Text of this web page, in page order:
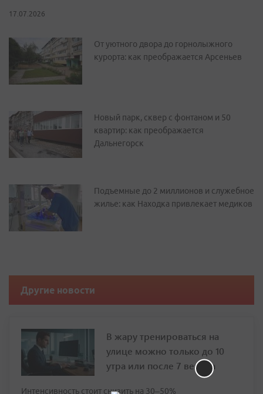
17.07.2026
От уютного двора до горнолыжного
курорта: как преображается Арсеньев
Новый парк, сквер с фонтаном и 50
квартир: как преображается
Дальнегорск
Подъемные до 2 миллионов и служебное
жилье: как Находка привлекает медиков
Другие новости
В жару тренироваться на
улице можно только до 10
утра или после 7 вечера
Интенсивность стоит снизить на 30–50%